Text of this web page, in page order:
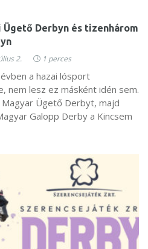
Derbyn és tizenhárom
2. 1 perces
a hazai lósport
nem lesz ez másként idén sem.
Ügető Derbyt, majd
Galopp Derby a Kincsem